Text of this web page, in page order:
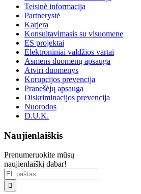
Teisinė informacija
Partnerystė
Karjera
Konsultavimasis su visuomene
ES projektai
Elektroniniai valdžios vartai
Asmens duomenų apsauga
Atviri duomenys
Korupcijos prevencija
Pranešėjų apsauga
Diskriminacijos prevencija
Nuorodos
D.U.K.
Naujienlaiškis
Prenumeruokite mūsų
naujienlaiškį dabar!
